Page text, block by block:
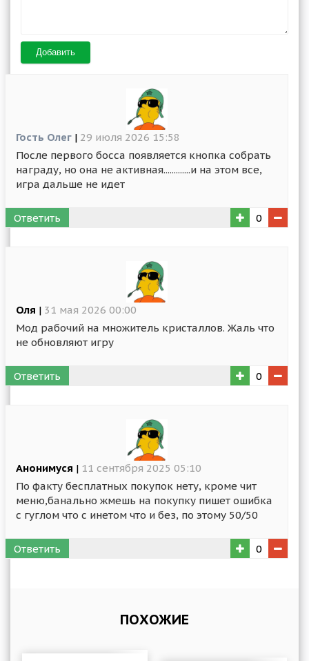
Добавить
Гость Олег | 29 июля 2026 15:58
После первого босса появляется кнопка собрать
награду, но она не активная.............и на этом все,
игра дальше не идет
Ответить 0
Оля | 31 мая 2026 00:00
Мод рабочий на множитель кристаллов. Жаль что
не обновляют игру
Ответить 0
Анонимуся | 11 сентября 2025 05:10
По факту бесплатных покупок нету, кроме чит
меню,банально жмешь на покупку пишет ошибка
с гуглом что с инетом что и без, по этому 50/50
Ответить 0
ПОХОЖИЕ